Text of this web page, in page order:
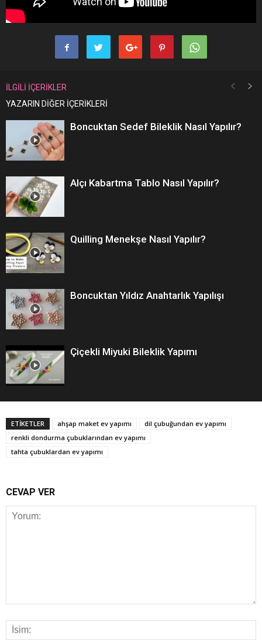
İLGİLİ İÇERİKLER
YAZARIN DİĞER İÇERİKLERİ
Boncuktan Sedef Bileklik Nasıl Yapılır?
Alçı Kabartma Tablo Nasıl Yapılır?
Quilling Menekşe Nasıl Yapılır?
Boncuktan Yıldız Anahtarlık Yapılışı
Çiçekli Miyuki Bileklik Yapımı
ETİKETLER ahşap maket ev yapımı
dil çubuğundan ev yapımı
renkli dondurma çubuklarından ev yapımı
tahta çubuklardan ev yapımı
CEVAP VER